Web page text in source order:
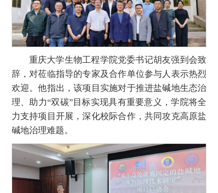
重庆大学生物工程学院党委书记胡友强到会致
辞，对莅临指导的专家及合作单位参与人表示热烈
欢迎。他指出，该项目实施对于推进盐碱地生态治
理、助力“双碳”目标实现具有重要意义，学院将全
力支持项目开展，深化校际合作，共同攻克高原盐
碱地治理难题。